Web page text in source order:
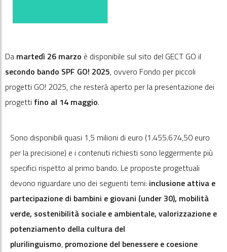
Da martedì 26 marzo è disponibile sul sito del GECT GO il
secondo bando SPF GO! 2025, ovvero Fondo per piccoli
progetti GO! 2025, che resterà aperto per la presentazione dei
progetti fino al 14 maggio.
Sono disponibili quasi 1,5 milioni di euro (1.455.674,50 euro
per la precisione) e i contenuti richiesti sono leggermente più
specifici rispetto al primo bando. Le proposte progettuali
devono riguardare uno dei seguenti temi: inclusione attiva e
partecipazione di bambini e giovani (under 30), mobilità
verde, sostenibilità sociale e ambientale, valorizzazione e
potenziamento della cultura del
plurilinguismo, promozione del benessere e coesione